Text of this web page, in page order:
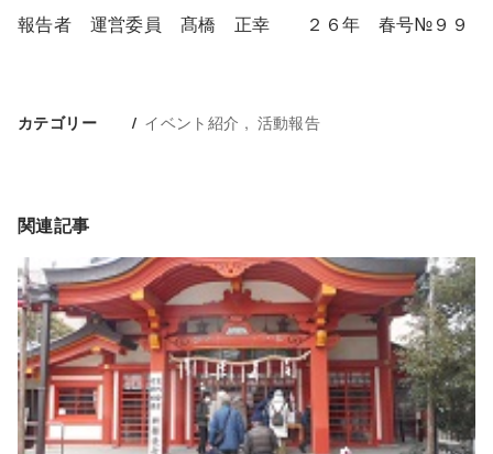
報告者 運営委員 髙橋 正幸 ２６年 春号№９９
カテゴリー イベント紹介 活動報告
関連記事